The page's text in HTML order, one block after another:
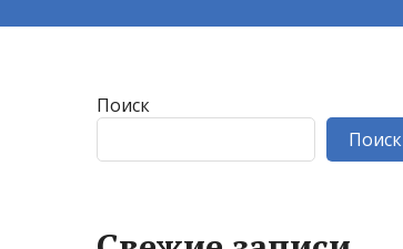
Поиск
Поиск